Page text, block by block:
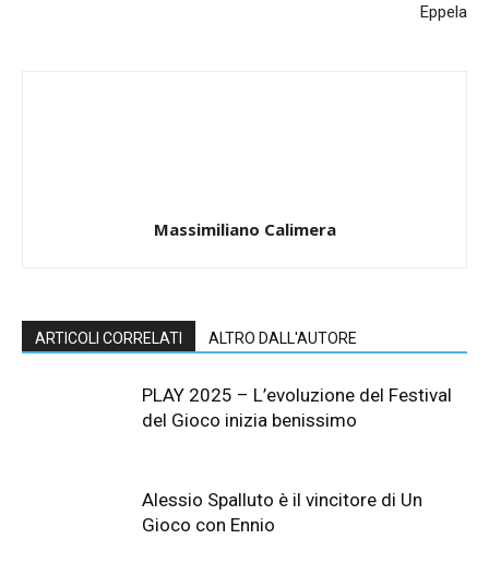
Eppela
Massimiliano Calimera
ARTICOLI CORRELATI ALTRO DALL'AUTORE
PLAY 2025 – L’evoluzione del Festival
del Gioco inizia benissimo
Alessio Spalluto è il vincitore di Un
Gioco con Ennio